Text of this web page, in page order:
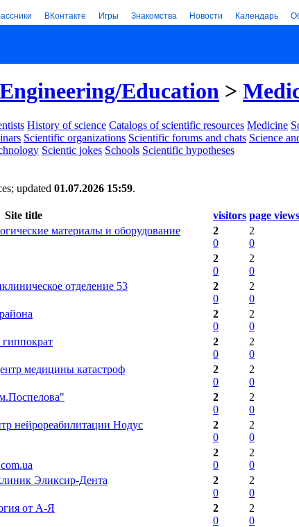
ВКонтакте Игры Знакомства Новости Календарь
Education >
History of science Catalogs of scientific resources Medicine
Scientific organizations Scientific forums and chats Science
Scientic jokes Schools Scientific hypotheses
updated 01.07.2026 15:59.
Site title visitors page views
материалы и оборудование
2
0
2
0
2
0
2
0
отделение 53
2
0
2
0
2
0
2
0
2
0
2
0
медицины катастроф
2
0
2
0
2
0
2
0
нейрореабилитации Нодус
2
0
2
0
2
0
2
0
Эликсир-Дента
2
0
2
0
от А-Я
2
0
2
0